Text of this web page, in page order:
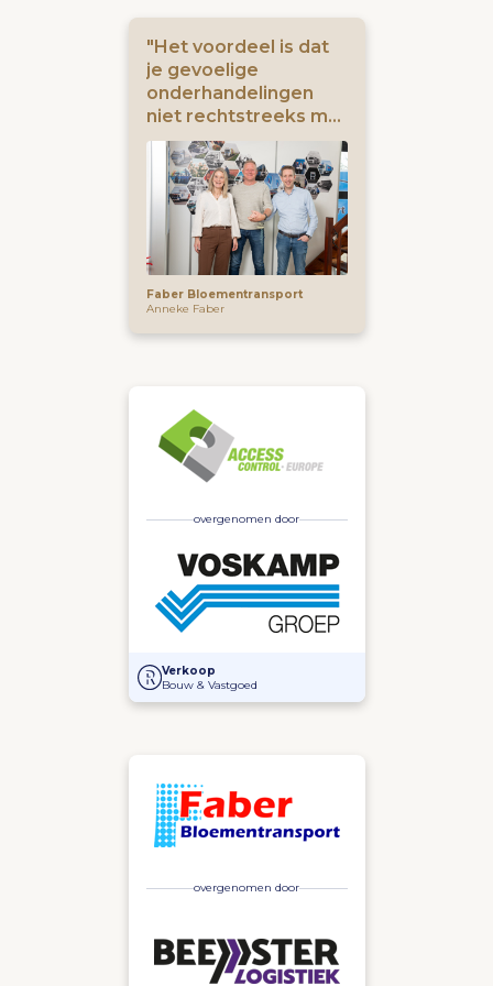
"Het voordeel is dat
je gevoelige
onderhandelingen
niet rechtstreeks met
je eigen zakelijke
relaties voert"
Faber Bloementransport
Anneke Faber
overgenomen door
Voskamp Groep neemt een belang in Access
Verkoop
Bouw & Vastgoed
overgenomen door